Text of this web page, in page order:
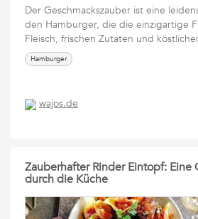
Der Geschmackszauber ist eine
den Hamburger, die die einzigartige
Fleisch, frischen Zutaten und
Hamburger
wajos.de
Zauberhafter Rinder Eintopf: Eine
durch die Küche